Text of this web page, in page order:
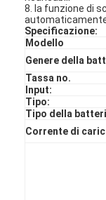
8. la funzione di
Specificazione:
Modello
Genere della
Tassa no.
Input:
Tipo:
Tipo della
Corrente di